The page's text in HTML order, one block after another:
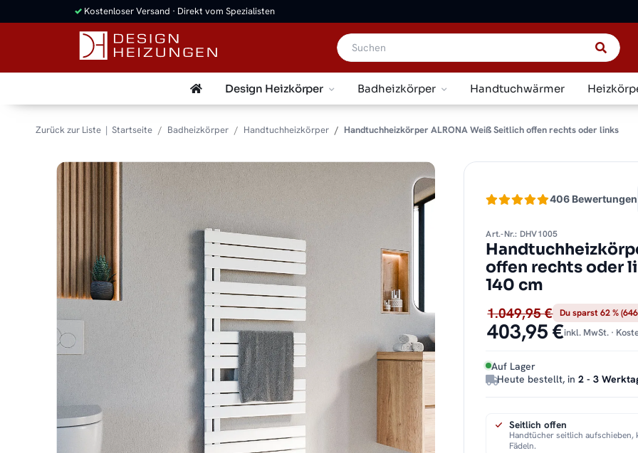
✓ Kostenloser Versand · Direkt vom Spezialisten
Design Heizkörper Badheizkörper Handtuchwärmer
Zurück zur Liste Startseite Badheizkörper Handtuchheizkörper Handtuchheizkörper ALRONA Weiß Seitlich offen rechts oder links
406 Bewertungen
Art.-Nr.: DHV1005
offen rechts oder
140 cm
1.049,95 € Du sparst 62 %
403,95 €inkl. MwSt. ·
Auf Lager
Heute bestellt, in2 - 3
Seitlich offen
Handtücher seitlich aufschieben,
Fädeln.